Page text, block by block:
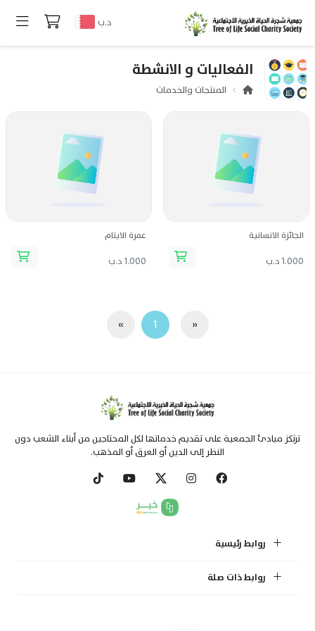
د.ب
الفعاليات و الانشطة
المنتجات والخدمات
الجائزة الانسانية
1.000 د.ب
عمرة الايتام
1.000 د.ب
«
1
»
ترتكز مبادئ الجمعية على تقديم خدماتها لكل المحتاجين من أبناء الشعب دون
النظر إلى الدين أو العرق أو المذهب.
روابط رئيسية
روابط ذات صلة